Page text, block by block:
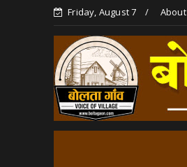
Friday, August 7 About